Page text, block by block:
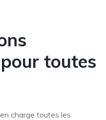
toutes
charge toutes les